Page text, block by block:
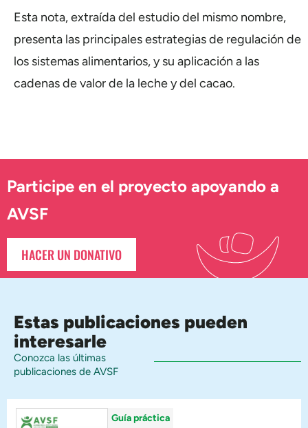
Esta nota, extraída del estudio del mismo nombre,
presenta las principales estrategias de regulación de
los sistemas alimentarios, y su aplicación a las
cadenas de valor de la leche y del cacao.
Participe en el proyecto apoyando a
AVSF
HACER UN DONATIVO
Estas publicaciones pueden
interesarle
Conozca las últimas
publicaciones de AVSF
Guía práctica